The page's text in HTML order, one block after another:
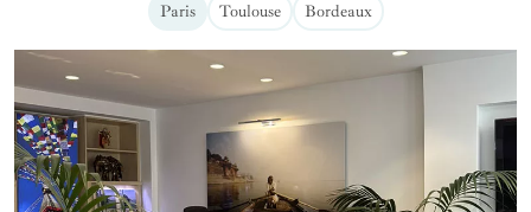
Paris Toulouse Bordeaux